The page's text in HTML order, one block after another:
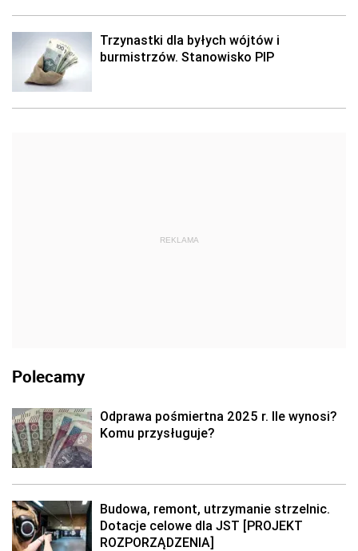
Trzynastki dla byłych wójtów i
burmistrzów. Stanowisko PIP
REKLAMA
Polecamy
Odprawa pośmiertna 2025 r. Ile wynosi?
Komu przysługuje?
Budowa, remont, utrzymanie strzelnic.
Dotacje celowe dla JST [PROJEKT
ROZPORZĄDZENIA]